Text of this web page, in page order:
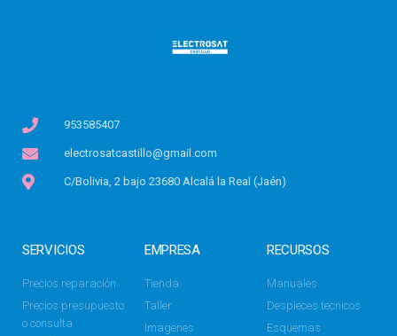
953585407
electrosatcastillo@gmail.com
C/Bolivia, 2 bajo 23680 Alcalá la Real (Jaén)
SERVICIOS
Precios reparación
Precios presupuesto
o consulta
EMPRESA
Tienda
Taller
Imagenes
RECURSOS
Manuales
Despieces tecnicos
Esquemas